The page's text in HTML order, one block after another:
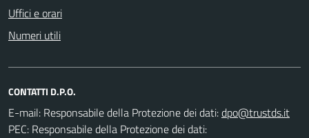
Uffici e orari
Numeri utili
CONTATTI D.P.O.
E-mail: Responsabile della Protezione dei dati:
PEC: Responsabile della Protezione dei dati: